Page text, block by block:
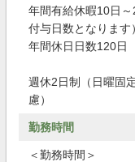
年間有給休暇10日
付与日数となります）
年間休日日数120日
週休2日制（日曜固
慮）
勤務時間
＜勤務時間＞